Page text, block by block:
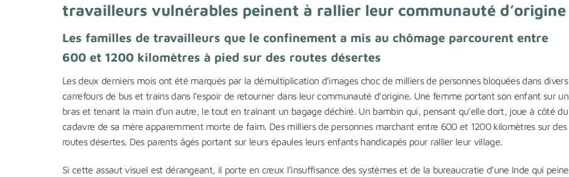
travailleurs vulnérables peinent à rallier leur communauté d’origine
Les familles de travailleurs que le confinement a mis au chômage parcourent entre
600 et 1200 kilomètres à pied sur des routes désertes
Les deux derniers mois ont été marqués par la démultiplication d’images choc de milliers de personnes bloquées dans divers
carrefours de bus et trains dans l’espoir de retourner dans leur communauté d’origine. Une femme portant son enfant sur un
bras et tenant la main d’un autre, le tout en traînant un bagage déchiré. Un bambin qui, pensant qu’elle dort, joue à côté du
cadavre de sa mère apparemment morte de faim. Des milliers de personnes marchant entre 600 et 1200 kilomètres sur des
routes désertes. Des parents âgés portant sur leurs épaules leurs enfants handicapés pour rallier leur village.
Si cette assaut visuel est dérangeant, il porte en creux l’insuffisance des systèmes et de la bureaucratie d’une Inde qui peine